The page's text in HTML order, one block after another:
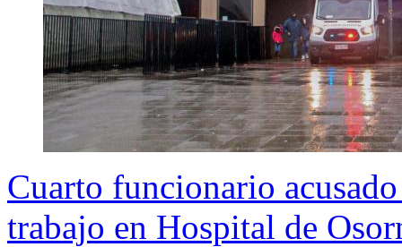
Cuarto funcionario
trabajo en Hospital de